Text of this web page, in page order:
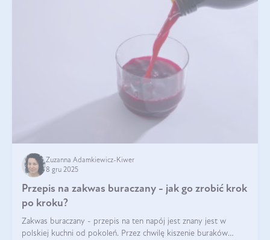
Zuzanna Adamkiewicz-Kiwer
8 gru 2025
Przepis na zakwas buraczany - jak go zrobić krok
po kroku?
Zakwas buraczany - przepis na ten napój jest znany jest w
polskiej kuchni od pokoleń. Przez chwilę kiszenie buraków